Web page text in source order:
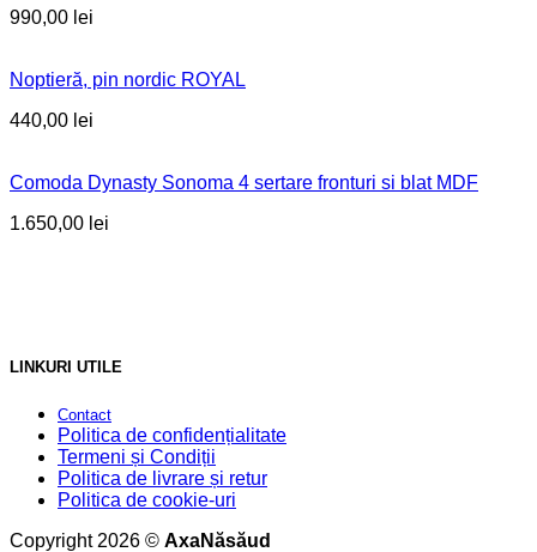
990,00 lei
Noptieră, pin nordic ROYAL
440,00 lei
Comoda Dynasty Sonoma 4 sertare fronturi si blat MDF
1.650,00 lei
LINKURI UTILE
Contact
Politica de confidențialitate
Termeni și Condiții
Politica de livrare și retur
Politica de cookie-uri
Copyright 2026 © AxaNăsăud